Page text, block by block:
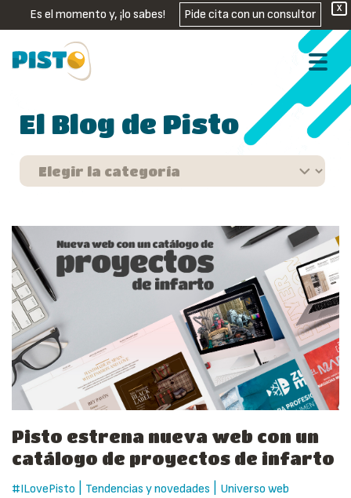
X
Es el momento y, ¡lo sabes! Pide cita con un consultor
El Blog de Pisto
Pisto estrena nueva web con un
catálogo de proyectos de infarto
#ILovePisto Tendencias y novedades
Universo web